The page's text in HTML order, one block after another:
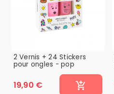
2 Vernis + 24 Stickers
pour ongles - pop
19,90 €